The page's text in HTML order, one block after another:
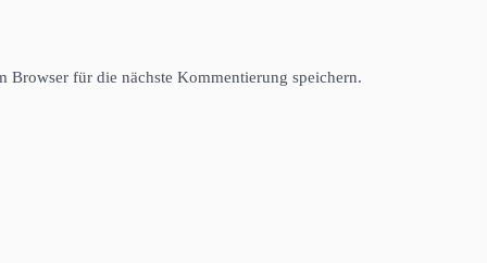
Browser für die nächste Kommentierung speichern.